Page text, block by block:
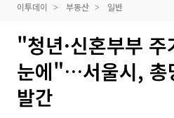
이투데이 부동산 일반
"청년·신혼부부
눈에"…서울시, 총
발간